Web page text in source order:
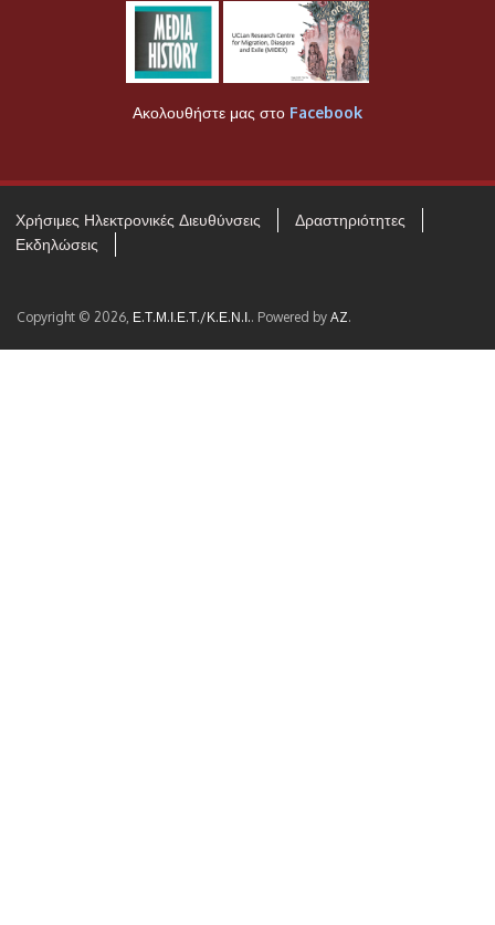
Ακολουθήστε μας στο Facebook
Χρήσιμες Ηλεκτρονικές Διευθύνσεις
Δραστηριότητες
Εκδηλώσεις
Copyright © 2026, Ε.Τ.Μ.Ι.Ε.Τ./Κ.Ε.Ν.Ι.. Powered by AZ.